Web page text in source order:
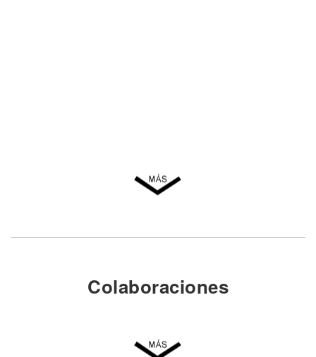
Colaboraciones